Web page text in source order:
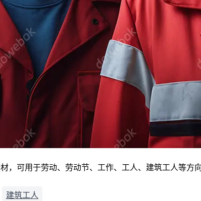
，可用于劳动、劳动节、工作、工人、建筑工人等方
建筑工人